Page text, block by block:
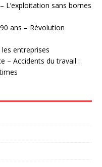
L’exploitation sans bornes
ans – Révolution
entreprises
– Accidents du travail :